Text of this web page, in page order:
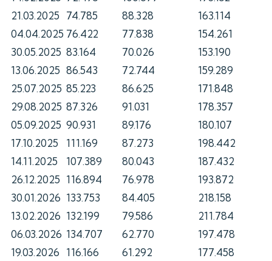
21.03.2025
74.785 88.328
163.114
04.04.2025 76.422 77.838
154.261
30.05.2025 83.164 70.026
153.190
13.06.2025 86.543 72.744
159.289
25.07.2025 85.223 86.625
171.848
29.08.2025 87.326 91.031
178.357
05.09.2025 90.931 89.176
180.107
17.10.2025
111.169 87.273
198.442
14.11.2025
107.389 80.043
187.432
26.12.2025 116.894 76.978
193.872
30.01.2026 133.753 84.405
218.158
13.02.2026 132.199 79.586
211.784
06.03.2026 134.707 62.770
197.478
19.03.2026
116.166 61.292
177.458